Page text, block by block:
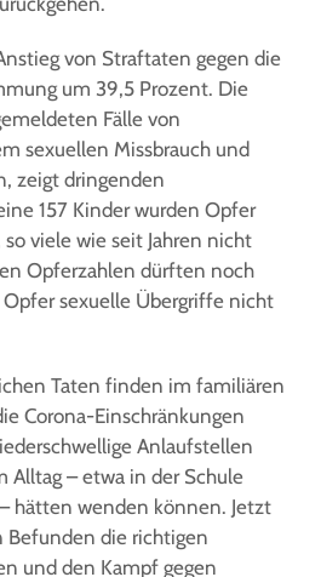
von Straftaten gegen die
um 39,5 Prozent. Die
Fälle von
sexuellen Missbrauch und
zeigt dringenden
157 Kinder wurden Opfer
viele wie seit Jahren nicht
Opferzahlen dürften noch
sexuelle Übergriffe nicht
Taten finden im familiären
Corona-Einschränkungen
Anlaufstellen
Alltag – etwa in der Schule
hätten wenden können. Jetzt
Befunden die richtigen
und den Kampf gegen